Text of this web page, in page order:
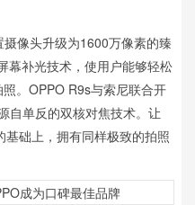
像头升级为1600万像素的臻
幕补光技术，使用户能够轻松
。OPPO R9s与索尼联合开
自单反的双核对焦技术。让
础上，拥有同样极致的拍照